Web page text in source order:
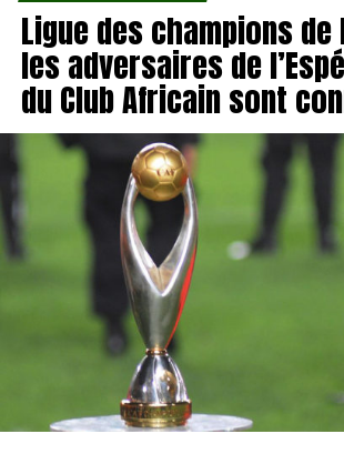
Ligue des champions de
les adversaires de
du Club Africain sont